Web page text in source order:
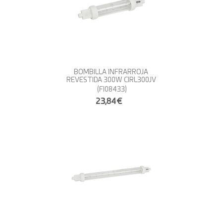
BOMBILLA INFRARROJA
REVESTIDA 300W CIRL300JV
(FI08433)
23,84€